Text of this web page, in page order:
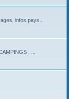
infos pays...
, ...